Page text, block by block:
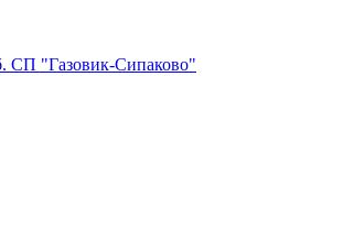
СП "Газовик-Сипаково"